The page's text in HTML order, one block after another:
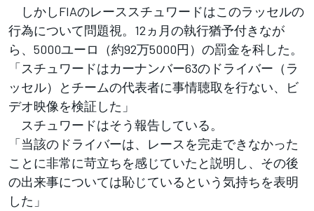
しかしFIAのレーススチュワードはこのラッセルの
行為について問題視。12ヵ月の執行猶予付きなが
ら、5000ユーロ（約92万5000円）の罰金を科した。
「スチュワードはカーナンバー63のドライバー（ラ
ッセル）とチームの代表者に事情聴取を行ない、ビ
デオ映像を検証した」
スチュワードはそう報告している。
「当該のドライバーは、レースを完走できなかった
ことに非常に苛立ちを感じていたと説明し、その後
の出来事については恥じているという気持ちを表明
した」